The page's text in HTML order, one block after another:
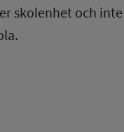
skolenhet och